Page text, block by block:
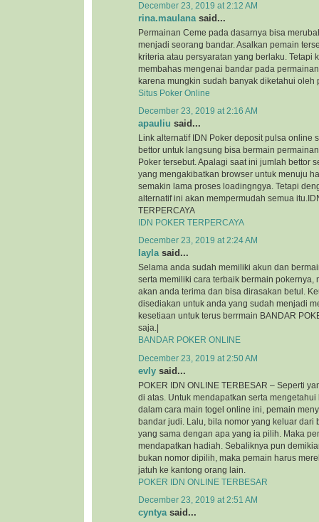
December 23, 2019 at 2:12 AM
rina.maulana said...
Permainan Ceme pada dasarnya bisa
menjadi seorang bandar. Asalkan pemain
kriteria atau persyaratan yang berlaku. Tetapi
membahas mengenai bandar pada
karena mungkin sudah banyak diketahui oleh
Situs Poker Online
December 23, 2019 at 2:16 AM
apauliu said...
Link alternatif IDN Poker deposit pulsa online
bettor untuk langsung bisa bermain
Poker tersebut. Apalagi saat ini jumlah bettor
yang mengakibatkan browser untuk menuju
semakin lama proses loadingngya. Tetapi
alternatif ini akan mempermudah semua
TERPERCAYA
IDN POKER TERPERCAYA
December 23, 2019 at 2:24 AM
laylasaid...
Selama anda sudah memiliki akun dan
serta memiliki cara terbaik bermain pokernya,
akan anda terima dan bisa dirasakan betul.
disediakan untuk anda yang sudah menjadi
kesetiaan untuk terus berrmain BANDAR
saja.|
BANDAR POKER ONLINE
December 23, 2019 at 2:50 AM
evly said...
POKER IDN ONLINE TERBESAR – Seperti
di atas. Untuk mendapatkan serta
dalam cara main togel online ini, pemain
bandar judi. Lalu, bila nomor yang keluar dari
yang sama dengan apa yang ia pilih. Maka
mendapatkan hadiah. Sebaliknya pun
bukan nomor dipilih, maka pemain harus
jatuh ke kantong orang lain.
POKER IDN ONLINE TERBESAR
December 23, 2019 at 2:51 AM
cyntyasaid...